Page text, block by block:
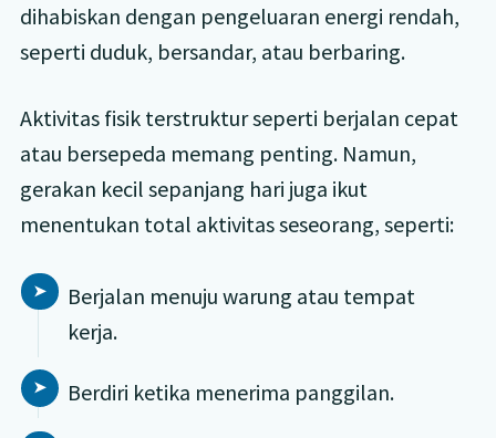
dihabiskan dengan pengeluaran energi rendah,
seperti duduk, bersandar, atau berbaring.
Aktivitas fisik terstruktur seperti berjalan cepat
atau bersepeda memang penting. Namun,
gerakan kecil sepanjang hari juga ikut
menentukan total aktivitas seseorang, seperti:
Berjalan menuju warung atau tempat
kerja.
Berdiri ketika menerima panggilan.